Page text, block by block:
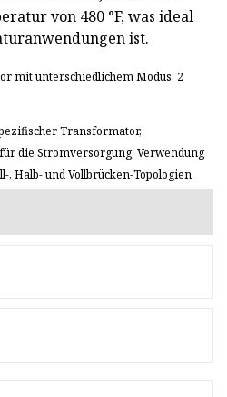
von 480 °F, was ideal
ist.
mit unterschiedlichem Modus, 2
Transformator,
die Stromversorgung, Verwendung
, Halb- und Vollbrücken-Topologien